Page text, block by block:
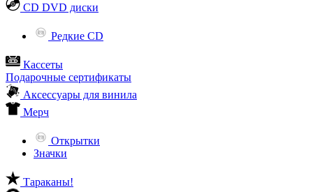
CD DVD диски
Редкие CD
Кассеты
Подарочные сертификаты
Аксессуары для винила
Мерч
Открытки
Значки
Тараканы!